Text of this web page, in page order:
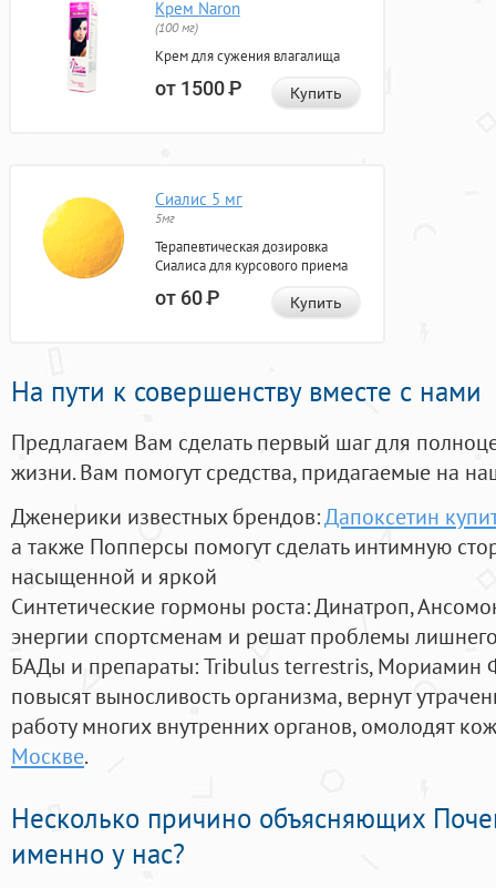
Крем Naron
(100 мг)
Крем для сужения влагалища
от 1500Р Купить
Сиалис 5 мг
5мг
Терапевтическая дозировка
Сиалиса для курсового приема
от 60Р Купить
На пути к совершенству вместе с нами
Предлагаем Вам сделать первый шаг для
жизни. Вам помогут средства, придагаемые на
Дженерики известных брендов:Дапоксетин
а также Попперсы помогут сделать интимную
насыщенной и яркой
Синтетические гормоны роста: Динатроп,
энергии спортсменам и решат проблемы
БАДы и препараты:Tribulus terrestris, Мориамин
повысят выносливость организма, вернут
работу многих внутренних органов, омолодят
Москве.
Несколько причино объясняющих
именно у нас?